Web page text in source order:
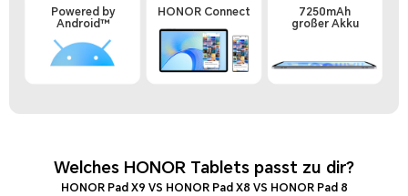
Powered by
Android™
HONOR Connect
7250mAh
großer Akku
Welches HONOR Tablets passt zu dir?
HONOR Pad X9 VS HONOR Pad X8 VS HONOR Pad 8